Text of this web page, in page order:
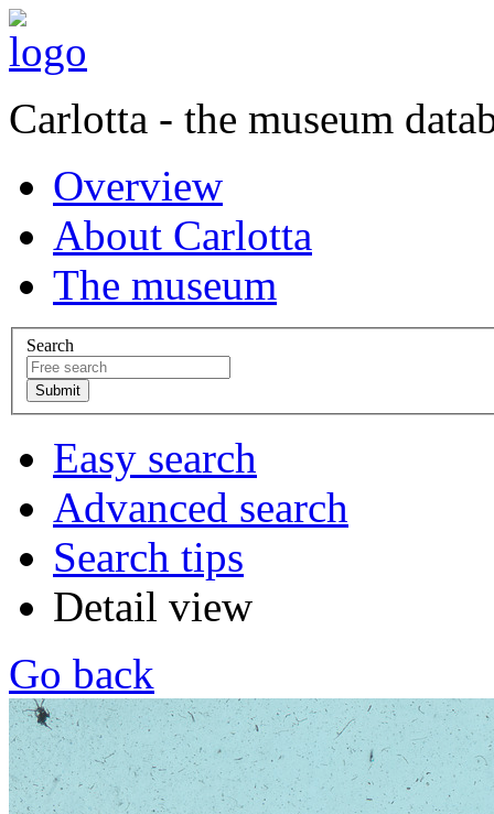
Carlotta - the museum
Overview
About Carlotta
The museum
Search
Easy search
Advanced search
Search tips
Detail view
Go back